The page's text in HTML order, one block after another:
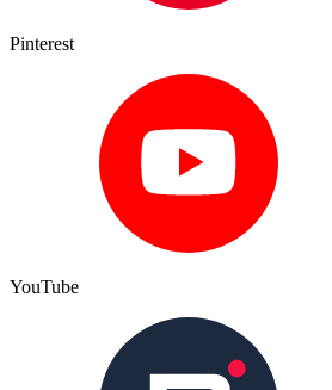
Pinterest
YouTube